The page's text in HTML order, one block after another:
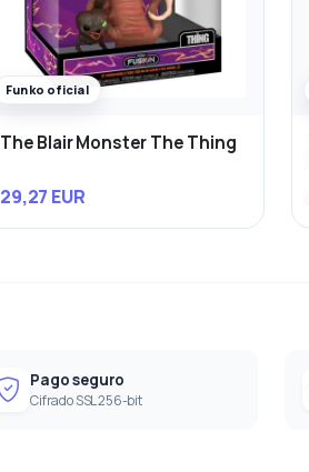
Funko oficial
The Blair Monster The Thing
29,27 EUR
Pago seguro
Cifrado SSL 256-bit